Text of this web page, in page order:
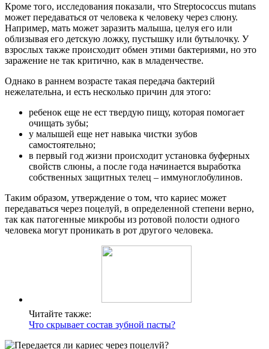
Кроме того, исследования показали, что Streptococcus mutans
может передаваться от человека к человеку через слюну.
Например, мать может заразить малыша, целуя его или
облизывая его детскую ложку, пустышку или бутылочку. У
взрослых также происходит обмен этими бактериями, но это
заражение не так критично, как в младенчестве.
Однако в раннем возрасте такая передача бактерий
нежелательна, и есть несколько причин для этого:
ребенок еще не ест твердую пищу, которая помогает
очищать зубы;
у малышей еще нет навыка чистки зубов
самостоятельно;
в первый год жизни происходит установка буферных
свойств слюны, а после года начинается выработка
собственных защитных телец – иммуноглобулинов.
Таким образом, утверждение о том, что кариес может
передаваться через поцелуй, в определенной степени верно,
так как патогенные микробы из ротовой полости одного
человека могут проникать в рот другого человека.
Читайте также:
Что скрывает состав зубной пасты?